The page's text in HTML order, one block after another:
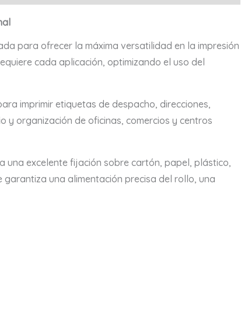
para ofrecer la máxima versatilidad en la impresión
cada aplicación, optimizando el uso del
imprimir etiquetas de despacho, direcciones,
y organización de oficinas, comercios y centros
excelente fijación sobre cartón, papel, plástico,
una alimentación precisa del rollo, una